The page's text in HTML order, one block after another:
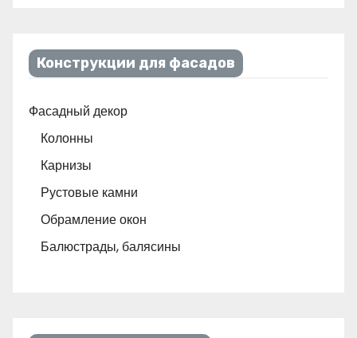
Конструкции для фасадов
Фасадный декор
Колонны
Карнизы
Рустовые камни
Обрамление окон
Балюстрады, балясины